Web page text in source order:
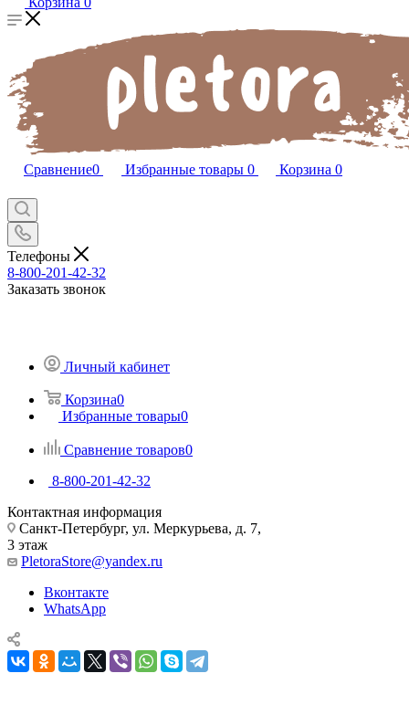
Сравнение0 Избранные товары 0 Корзина 0
Телефоны
8-800-201-42-32
Заказать звонок
Личный кабинет
Корзина0
Избранные товары0
Сравнение товаров0
8-800-201-42-32
Контактная информация
Санкт-Петербург, ул. Меркурьева, д. 7,
3 этаж
PletoraStore@yandex.ru
Вконтакте
WhatsApp